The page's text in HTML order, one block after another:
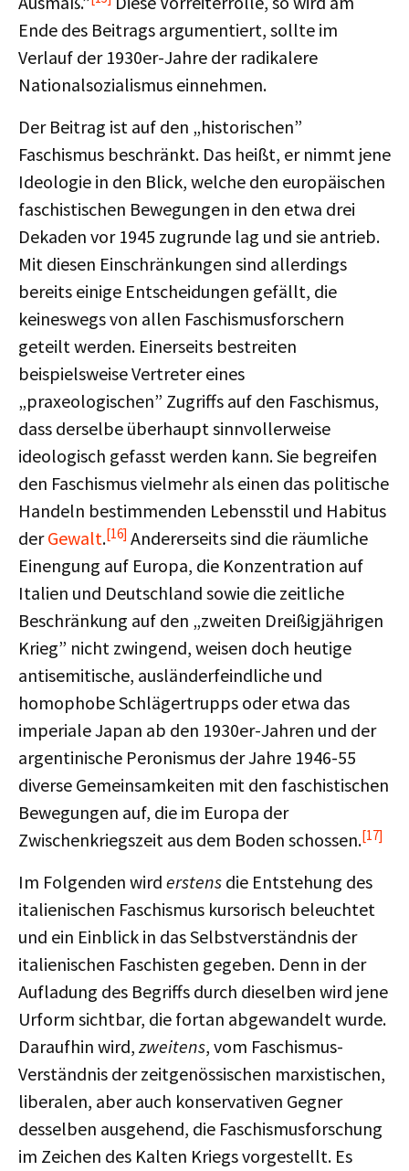
Ende des Beitrags argumentiert, sollte im
Verlauf der 1930er-Jahre der radikalere
Nationalsozialismus einnehmen.
Der Beitrag ist auf den „historischen”
Faschismus beschränkt. Das heißt, er nimmt jene
Ideologie in den Blick, welche den europäischen
faschistischen Bewegungen in den etwa drei
Dekaden vor 1945 zugrunde lag und sie antrieb.
Mit diesen Einschränkungen sind allerdings
bereits einige Entscheidungen gefällt, die
keineswegs von allen Faschismusforschern
geteilt werden. Einerseits bestreiten
beispielsweise Vertreter eines
„praxeologischen” Zugriffs auf den Faschismus,
dass derselbe überhaupt sinnvollerweise
ideologisch gefasst werden kann. Sie begreifen
den Faschismus vielmehr als einen das politische
Handeln bestimmenden Lebensstil und Habitus
derGewalt.[16] Andererseits sind die räumliche
Einengung auf Europa, die Konzentration auf
Italien und Deutschland sowie die zeitliche
Beschränkung auf den „zweiten Dreißigjährigen
Krieg” nicht zwingend, weisen doch heutige
antisemitische, ausländerfeindliche und
homophobe Schlägertrupps oder etwa das
imperiale Japan ab den 1930er-Jahren und der
argentinische Peronismus der Jahre 1946-55
diverse Gemeinsamkeiten mit den faschistischen
Bewegungen auf, die im Europa der
Zwischenkriegszeit aus dem Boden schossen.[17]
Im Folgenden wird erstens die Entstehung des
italienischen Faschismus kursorisch beleuchtet
und ein Einblick in das Selbstverständnis der
italienischen Faschisten gegeben. Denn in der
Aufladung des Begriffs durch dieselben wird jene
Urform sichtbar, die fortan abgewandelt wurde.
Daraufhin wird,zweitens, vom Faschismus-
Verständnis der zeitgenössischen marxistischen,
liberalen, aber auch konservativen Gegner
desselben ausgehend, die Faschismusforschung
im Zeichen des Kalten Kriegs vorgestellt. Es